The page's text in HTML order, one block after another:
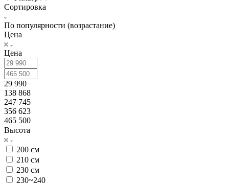
Сортировка
По популярности (возрастание)
Цена
Цена
29 990
138 868
247 745
356 623
465 500
Высота
200 см
210 см
230 см
230~240